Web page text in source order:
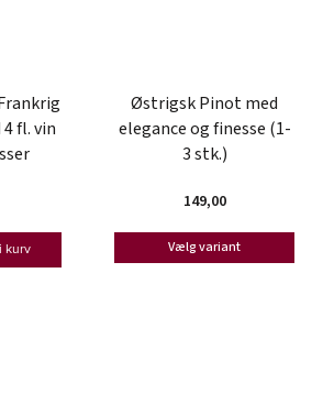
fl. vin
kurv
Østrigsk Pinot med
elegance og finesse (1-
3 stk.)
149,00
Vælg variant